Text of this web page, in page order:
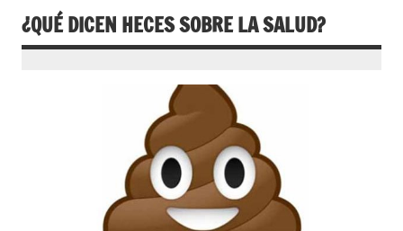
¿QUÉ DICEN HECES SOBRE LA SALUD?